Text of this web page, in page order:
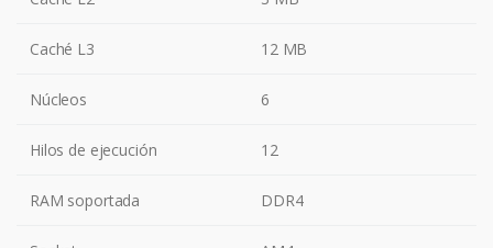
Caché L3 12 MB
Núcleos 6
Hilos de ejecución 12
RAM soportada DDR4